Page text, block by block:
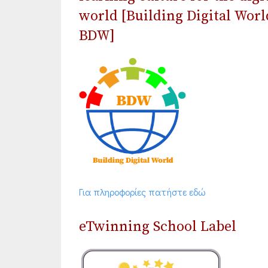
world [Building Digital
BDW]
Για πληροφορίες πατήστε εδώ
eTwinning School Label